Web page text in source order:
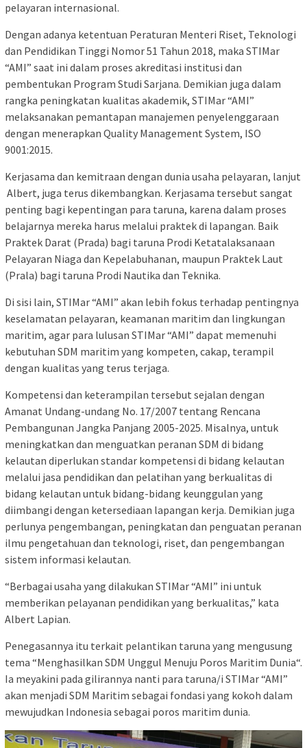
pelayaran internasional.
Dengan adanya ketentuan Peraturan Menteri Riset, Teknologi
dan Pendidikan Tinggi Nomor 51 Tahun 2018, maka STIMar
“AMI” saat ini dalam proses akreditasi institusi dan
pembentukan Program Studi Sarjana. Demikian juga dalam
rangka peningkatan kualitas akademik, STIMar “AMI”
melaksanakan pemantapan manajemen penyelenggaraan
dengan menerapkan Quality Management System, ISO
9001:2015.
Kerjasama dan kemitraan dengan dunia usaha pelayaran, lanjut
Albert, juga terus dikembangkan. Kerjasama tersebut sangat
penting bagi kepentingan para taruna, karena dalam proses
belajarnya mereka harus melalui praktek di lapangan. Baik
Praktek Darat (Prada) bagi taruna Prodi Ketatalaksanaan
Pelayaran Niaga dan Kepelabuhanan, maupun Praktek Laut
(Prala) bagi taruna Prodi Nautika dan Teknika.
Di sisi lain, STIMar “AMI” akan lebih fokus terhadap pentingnya
keselamatan pelayaran, keamanan maritim dan lingkungan
maritim, agar para lulusan STIMar “AMI” dapat memenuhi
kebutuhan SDM maritim yang kompeten, cakap, terampil
dengan kualitas yang terus terjaga.
Kompetensi dan keterampilan tersebut sejalan dengan
Amanat Undang-undang No. 17/2007 tentang Rencana
Pembangunan Jangka Panjang 2005-2025. Misalnya, untuk
meningkatkan dan menguatkan peranan SDM di bidang
kelautan diperlukan standar kompetensi di bidang kelautan
melalui jasa pendidikan dan pelatihan yang berkualitas di
bidang kelautan untuk bidang-bidang keunggulan yang
diimbangi dengan ketersediaan lapangan kerja. Demikian juga
perlunya pengembangan, peningkatan dan penguatan peranan
ilmu pengetahuan dan teknologi, riset, dan pengembangan
sistem informasi kelautan.
“Berbagai usaha yang dilakukan STIMar “AMI” ini untuk
memberikan pelayanan pendidikan yang berkualitas,” kata
Albert Lapian.
Penegasannya itu terkait pelantikan taruna yang mengusung
tema “Menghasilkan SDM Unggul Menuju Poros Maritim Dunia“.
Ia meyakini pada gilirannya nanti para taruna/i STIMar “AMI”
akan menjadi SDM Maritim sebagai fondasi yang kokoh dalam
mewujudkan Indonesia sebagai poros maritim dunia.